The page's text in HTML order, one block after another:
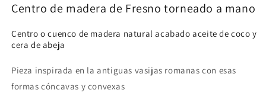
Centro de madera de Fresno torneado a mano
Centro o cuenco de madera natural acabado aceite de coco y
cera de abeja
Pieza inspirada en la antiguas vasijas romanas con esas
formas cóncavas y convexas